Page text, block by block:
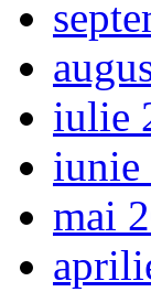
iulie
iunie
mai